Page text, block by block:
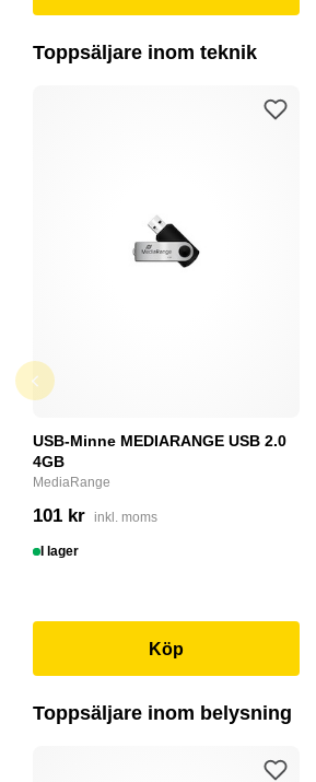
Toppsäljare inom teknik
USB-Minne MEDIARANGE USB 2.0
4GB
MediaRange
101 kr inkl. moms
I lager
Köp
Toppsäljare inom belysning